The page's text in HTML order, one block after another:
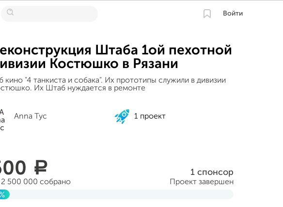
Войти
Штаба 1ой пехотной
Костюшко в Рязани
кино "4 танкиста и собака". Их прототипы служили в дивизии
Их Штаб нуждается в ремонте
Anna Tyc 1 проект
a
2 500 000 собрано
1 спонсор
Проект завершен